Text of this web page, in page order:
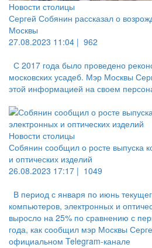
Новости столицы
Сергей Собянин рассказал о
Москвы
27.08.2023 11:04 | 962
С 2017 года было проведено
московских усадеб. Мэр Москвы
этой информацией на своем
Новости столицы
Собянин сообщил о росте выпуска
и оптических изделий
26.08.2023 17:17 | 1049
В период с января по июнь
компьютеров, электронных и
выросло на 25% по сравнению с
года, как сообщил мэр Москвы
официальном Telegram-канале